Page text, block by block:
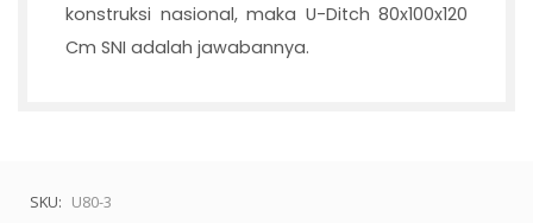
konstruksi nasional, maka U-Ditch 80x100x120
Cm SNI adalah jawabannya.
SKU: U80-3